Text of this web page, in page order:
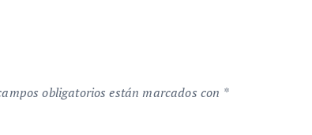
obligatorios están marcados con *